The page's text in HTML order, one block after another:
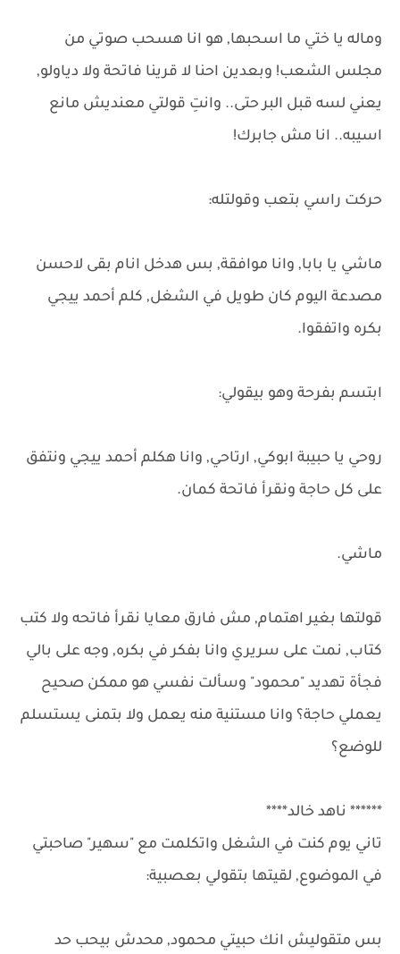
وماله يا ختي ما اسحبها, هو انا هسحب صوتي من
مجلس الشعب! وبعدين احنا لا قرينا فاتحة ولا دياولو,
يعني لسه قبل البر حتى.. وانتِ قولتي معنديش مانع
اسيبه.. انا مش جابرك!
حركت راسي بتعب وقولتله:
ماشي يا بابا, وانا موافقة, بس هدخل انام بقى لاحسن
مصدعة اليوم كان طويل في الشغل, كلم أحمد ييجي
بكره واتفقوا.
ابتسم بفرحة وهو بيقولي:
روحي يا حبيبة ابوكي, ارتاحي, وانا هكلم أحمد ييجي ونتفق
على كل حاجة ونقرأ فاتحة كمان.
ماشي.
قولتها بغير اهتمام, مش فارق معايا نقرأ فاتحه ولا كتب
كتاب, نمت على سريري وانا بفكر في بكره, وجه على بالي
فجأة تهديد "محمود" وسألت نفسي هو ممكن صحيح
يعملي حاجة؟ وانا مستنية منه يعمل ولا بتمنى يستسلم
للوضع؟
****** ناهد خالد****
تاني يوم كنت في الشغل واتكلمت مع "سهير" صاحبتي
في الموضوع, لقيتها بتقولي بعصبية:
بس متقوليش انك حبيتي محمود, محدش بيحب حد